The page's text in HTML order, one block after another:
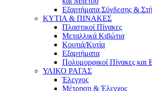
Εξαρτήματα Σύνδεσης &
ΚΥΤΙΑ & ΠΙΝΑΚΕΣ
Πλαστικοί Πίνακες
Μεταλλικά Κιβώτια
Κουτιά/Κυτία
Εξαρτήματα
Πολυμορφικοί Πίνακες και
ΥΛΙΚΟ ΡΑΓΑΣ
Έλεγχος
Μέτρηση & Έλεγχος